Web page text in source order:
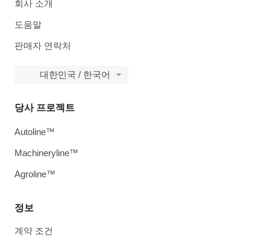
회사 소개
도움말
판매자 연락처
대한민국 / 한국어
정보
계약 조건
당사 프로젝트
Autoline™
Machineryline™
Agroline™